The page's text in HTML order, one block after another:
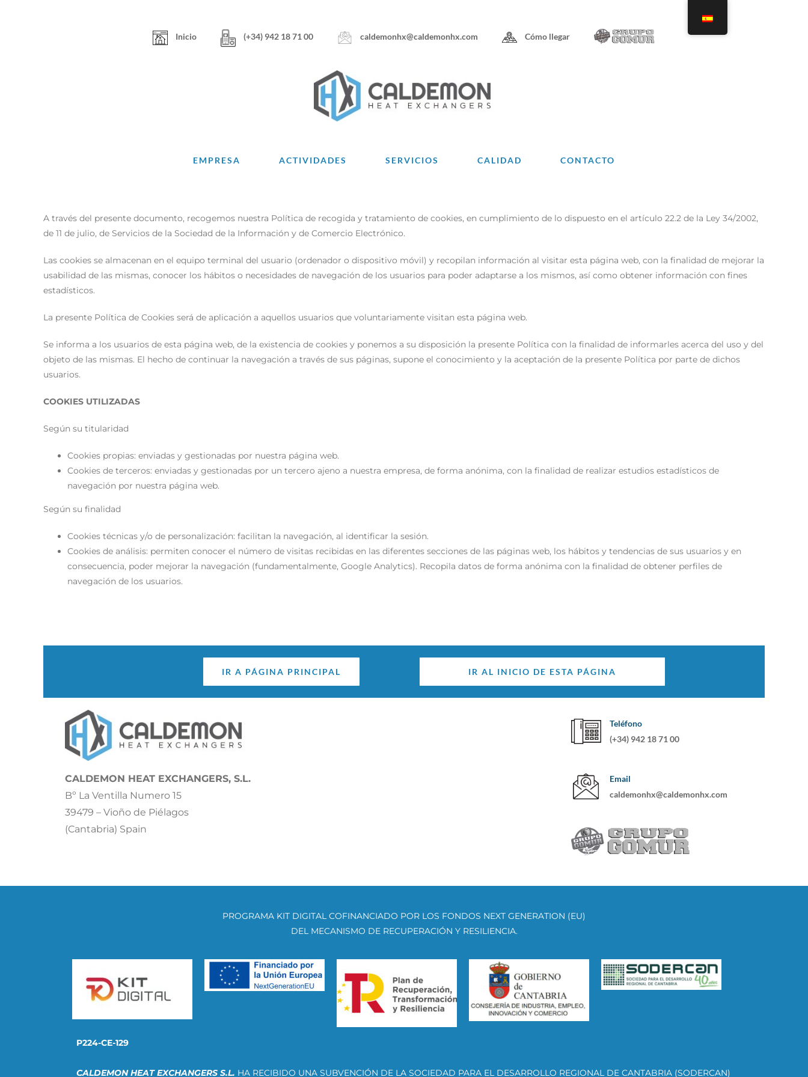
Inicio (+34) 942 18 71 00 caldemonhx@caldemonhx.com Cómo llegar
EMPRESA ACTIVIDADES SERVICIOS CALIDAD CONTACTO
A través del presente documento, recogemos nuestra Política de recogida y tratamiento de cookies, en cumplimiento de lo dispuesto en el artículo 22.2 de la Ley 34/2002,
de 11 de julio, de Servicios de la Sociedad de la Información y de Comercio Electrónico.
Las cookies se almacenan en el equipo terminal del usuario (ordenador o dispositivo móvil) y recopilan información al visitar esta página web, con la finalidad de mejorar la
usabilidad de las mismas, conocer los hábitos o necesidades de navegación de los usuarios para poder adaptarse a los mismos, así como obtener información con fines
estadísticos.
La presente Política de Cookies será de aplicación a aquellos usuarios que voluntariamente visitan esta página web.
Se informa a los usuarios de esta página web, de la existencia de cookies y ponemos a su disposición la presente Política con la finalidad de informarles acerca del uso y del
objeto de las mismas. El hecho de continuar la navegación a través de sus páginas, supone el conocimiento y la aceptación de la presente Política por parte de dichos
usuarios.
COOKIES UTILIZADAS
Según su titularidad
Cookies propias: enviadas y gestionadas por nuestra página web.
Cookies de terceros: enviadas y gestionadas por un tercero ajeno a nuestra empresa, de forma anónima, con la finalidad de realizar estudios estadísticos de
navegación por nuestra página web.
Según su finalidad
Cookies técnicas y/o de personalización: facilitan la navegación, al identificar la sesión.
Cookies de análisis: permiten conocer el número de visitas recibidas en las diferentes secciones de las páginas web, los hábitos y tendencias de sus usuarios y en
consecuencia, poder mejorar la navegación (fundamentalmente, Google Analytics). Recopila datos de forma anónima con la finalidad de obtener perfiles de
navegación de los usuarios.
IR A PÁGINA PRINCIPAL IR AL INICIO DE ESTA PÁGINA
CALDEMON HEAT EXCHANGERS, S.L.
Bº La Ventilla Numero 15
39479 – Vioño de Piélagos
(Cantabria) Spain
Teléfono
(+34) 942 18 71 00
Email
caldemonhx@caldemonhx.com
PROGRAMA KIT DIGITAL COFINANCIADO POR LOS FONDOS NEXT GENERATION (EU)
DEL MECANISMO DE RECUPERACIÓN Y RESILIENCIA.
P224-CE-129
CALDEMON HEAT EXCHANGERS S.L. HA RECIBIDO UNA SUBVENCIÓN DE LA SOCIEDAD PARA EL DESARROLLO REGIONAL DE CANTABRIA (SODERCAN)